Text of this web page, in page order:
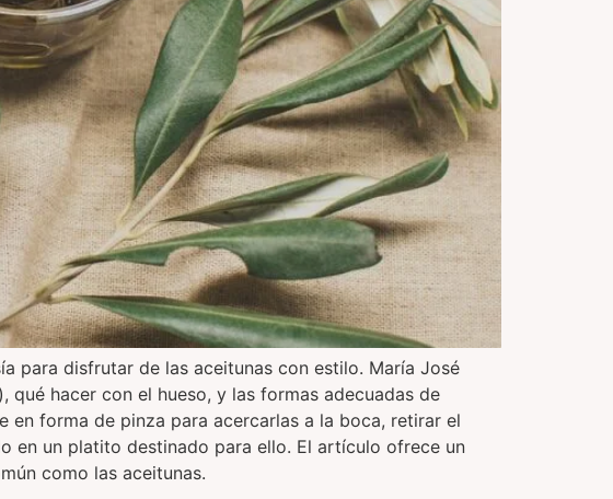
para disfrutar de las aceitunas con estilo. María José
hacer con el hueso, y las formas adecuadas de
forma de pinza para acercarlas a la boca, retirar el
en un platito destinado para ello. El artículo ofrece un
como las aceitunas.